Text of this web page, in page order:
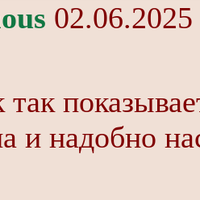
так
и надобно